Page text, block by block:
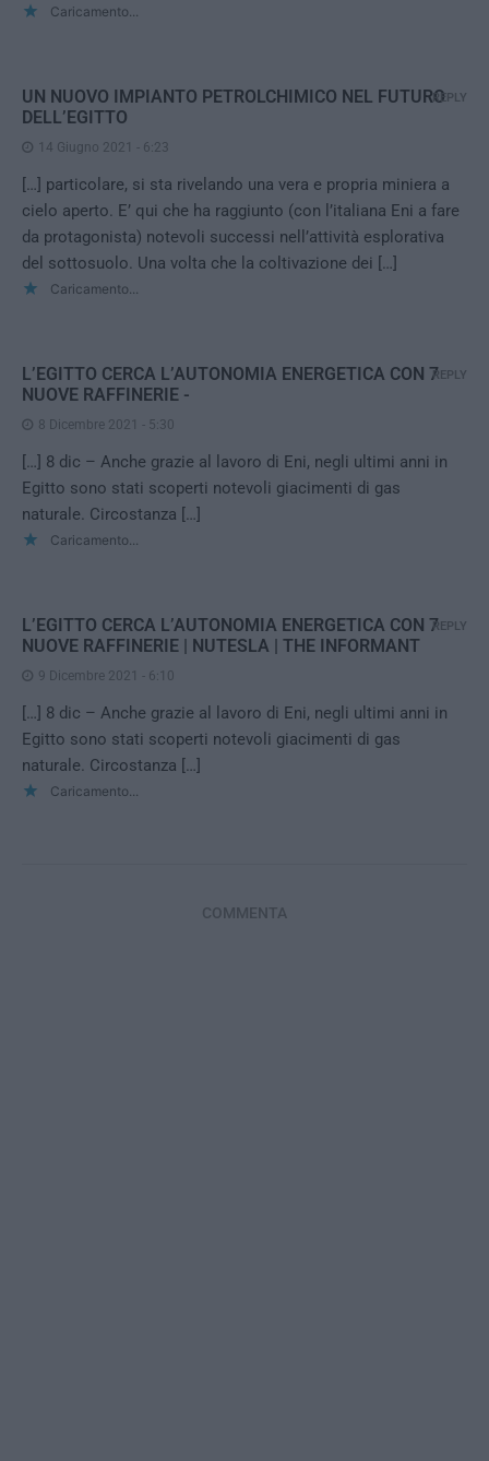
Caricamento...
UN NUOVO IMPIANTO PETROLCHIMICO NEL FUTURO
DELL’EGITTO
14 Giugno 2021 - 6:23
[…] particolare, si sta rivelando una vera e propria miniera a
cielo aperto. E’ qui che ha raggiunto (con l’italiana Eni a fare
da protagonista) notevoli successi nell’attività esplorativa
del sottosuolo. Una volta che la coltivazione dei […]
Caricamento...
REPLY
L’EGITTO CERCA L’AUTONOMIA ENERGETICA CON 7
NUOVE RAFFINERIE -
8 Dicembre 2021 - 5:30
[…] 8 dic – Anche grazie al lavoro di Eni, negli ultimi anni in
Egitto sono stati scoperti notevoli giacimenti di gas
naturale. Circostanza […]
Caricamento...
REPLY
L’EGITTO CERCA L’AUTONOMIA ENERGETICA CON 7
NUOVE RAFFINERIE | NUTESLA | THE INFORMANT
9 Dicembre 2021 - 6:10
[…] 8 dic – Anche grazie al lavoro di Eni, negli ultimi anni in
Egitto sono stati scoperti notevoli giacimenti di gas
naturale. Circostanza […]
Caricamento...
REPLY
COMMENTA